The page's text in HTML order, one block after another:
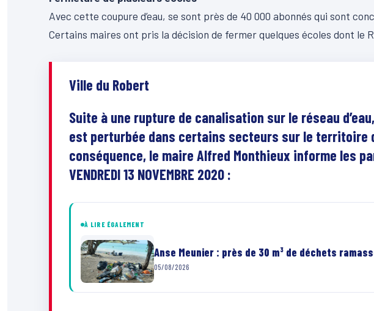
Avec cette coupure d’eau, se sont près de 40 000 abonnés qui sont
Certains maires ont pris la décision de fermer quelques écoles dont le
Ville du Robert
Suite à une rupture de canalisation sur le réseau
est perturbée dans certains secteurs sur le territoire
conséquence, le maire Alfred Monthieux informe les
VENDREDI 13 NOVEMBRE 2020 :
À LIRE ÉGALEMENT
Anse Meunier : près de 30 m³ de déchets
05/08/2026